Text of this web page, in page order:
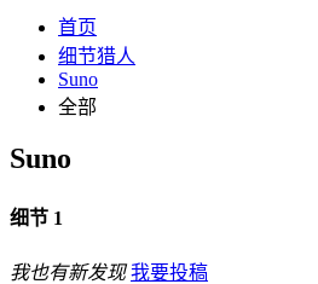
首页
细节猎人
Suno
全部
Suno
细节 1
我也有新发现 我要投稿